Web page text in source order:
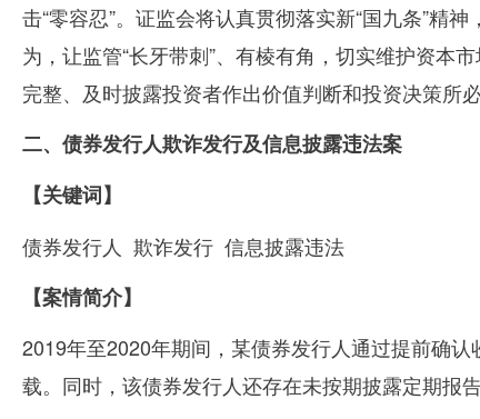
击“零容忍”。证监会将认真贯彻落实新“国九条”精
为，让监管“长牙带刺”、有棱有角，切实维护资本
完整、及时披露投资者作出价值判断和投资决策所
二、债券发行人欺诈发行及信息披露违法案
【关键词】
债券发行人 欺诈发行 信息披露违法
【案情简介】
2019年至2020年期间，某债券发行人通过提前确
载。同时，该债券发行人还存在未按期披露定期报